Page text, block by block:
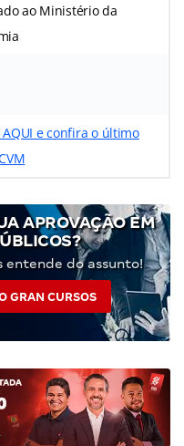
ao Ministério da
e confira o último
APROVAÇÃO EM
entende do assunto!
GRAN CURSOS